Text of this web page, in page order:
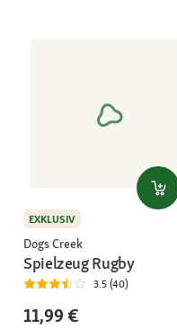
EXKLUSIV
Dogs Creek
Spielzeug Rugby
3.5 (40)
11,99 €